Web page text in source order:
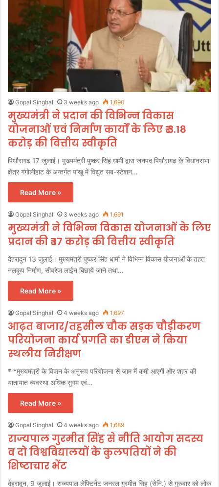
Gopal Singhal 3 weeks ago 1,690
मुख्यमंत्री ने प्रदान की विभिन्न विकास
योजनाओं एवं निर्माण कार्यों के लिए ₹ 3.18
करोड़ की वित्तीय स्वीकृति
पिथौरागढ़ 17 जुलाई। मुख्यमंत्री पुष्कर सिंह धामी द्वारा जनपद पिथौरागढ़ के विधानसभा
क्षेत्र गंगोलीहाट के अन्तर्गत पांखू में विद्युत सब-स्टेशन…
Read More »
Gopal Singhal 3 weeks ago 1,691
मुख्यमंत्री ने विभिन्न विकास योजनाओं के लिए
प्रदान की ₹ 17 करोड़ की वित्तीय स्वीकृति
देहरादून 13 जुलाई। मुख्यमंत्री पुष्कर सिंह धामी ने विभिन्न विकास योजनाओं के तहत
नलकूप निर्माण, सीवरेज लाईन बिछाये जाने तथा…
Read More »
Gopal Singhal 4 weeks ago 1,697
आढ़त बाजार/तहसील चौक सड़क चौड़ीकरण
परियोजना कार्य प्रगति का डीएम ने किया
स्थलीय निरीक्षण
* *मुख्यमंत्री के विजन के अनुरूप परियोजना से जाम में कमी आएगी और शहर की
यातायात व्यवस्था अधिक सुगम एवं…
Read More »
Gopal Singhal 4 weeks ago 1,689
राज्यपाल गुरमीत सिंह से नीति आयोग सदस्य
व दो विश्वविद्यालयों के कुलपतियों ने की
शिष्टाचार भेंट
देहरादून, 9 जुलाई। राज्यपाल लेफ्टिनेंट जनरल गुरमीत सिंह (सेनि.) से गुरुवार को लोक